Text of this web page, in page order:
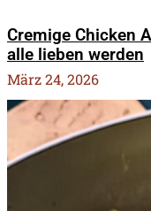
Cremige Chicken
alle lieben werden
März 24, 2026